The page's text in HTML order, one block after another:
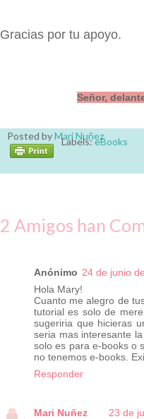
Gracias por tu apoyo.
Señor,
Posted byMari Nuñez
Labels:eBooks
2 Amigos han
Anónimo 24 de junio
Hola Mary!
Cuanto me alegro de
tutorial es solo de
sugeriria que hicieras
seria mas interesante
solo es para e-books o
no tenemos e-books.
Responder
Mari Nuñez
23 de